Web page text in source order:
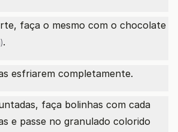
faça o mesmo com o chocolate
.
esfriarem completamente.
faça bolinhas com cada
e passe no granulado colorido